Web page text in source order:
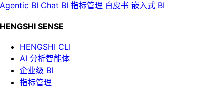
Agentic BI Chat BI 指标管理 白皮书 嵌入式 BI
HENGSHI SENSE
HENGSHI CLI
AI 分析智能体
企业级 BI
指标管理